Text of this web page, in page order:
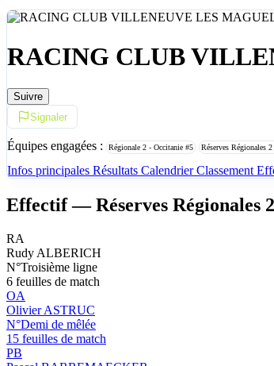
RACING CLUB
Suivre
Signaler
Équipes engagées : Régionale 2 - Occitanie #5 Réserves Régionales
Infos principales Résultats CalendrierClassement
Effectif — Réserves Régionales
RA
Rudy ALBERICH
N°Troisième ligne
6 feuilles de match
OA
Olivier ASTRUC
N°Demi de mêlée
15 feuilles de match
PB